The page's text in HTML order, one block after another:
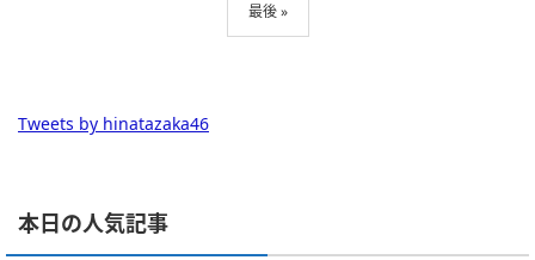
最後 »
Tweets by hinatazaka46
本日の人気記事